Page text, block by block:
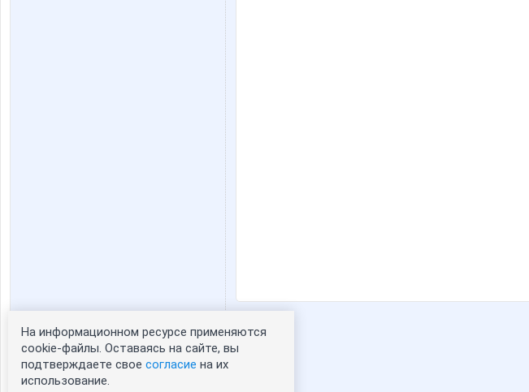
Статистика портрета:
сейчас просматривают портрет - 0
зарегистрированные пользователи
На информационном ресурсе применяются
cookie-файлы. Оставаясь на сайте, вы
подтверждаете свое согласие на их
использование.